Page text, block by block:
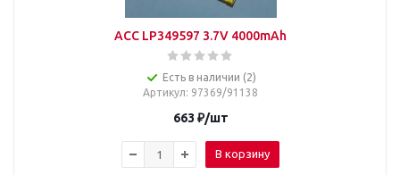
ACC LP349597 3.7V 4000mAh
Есть в наличии (2)
Артикул: 97369/91138
663 ₽/шт
В корзину